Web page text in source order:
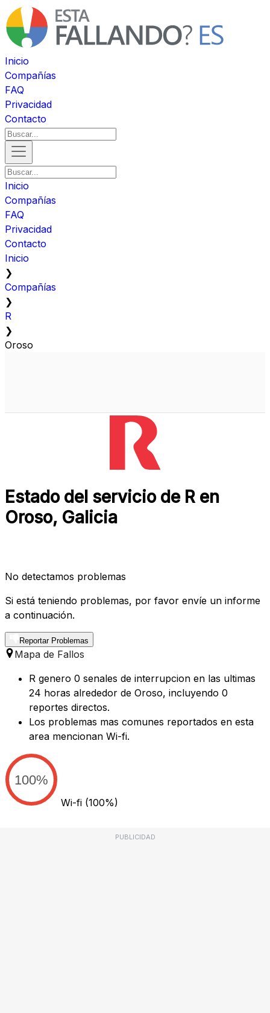
Inicio
Compañías
FAQ
Privacidad
Contacto
Inicio
Compañías
FAQ
Privacidad
Contacto
Inicio
❯
Compañías
❯
R
❯
Oroso
Estado del servicio de R en
Oroso, Galicia
No detectamos problemas
Si está teniendo problemas, por favor envíe un informe
a continuación.
Reportar Problemas
Mapa de Fallos
R genero 0 senales de interrupcion en las ultimas
24 horas alrededor de Oroso, incluyendo 0
reportes directos.
Los problemas mas comunes reportados en esta
area mencionan Wi-fi.
100%
Wi-fi (100%)
PUBLICIDAD